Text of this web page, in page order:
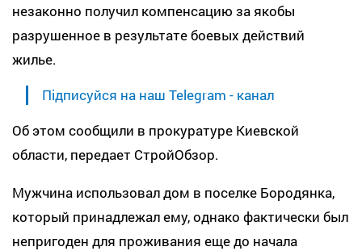
незаконно получил компенсацию за якобы
разрушенное в результате боевых действий
жилье.
Підписуйся на наш Telegram - канал
Об этом сообщили в прокуратуре Киевской
области, передает СтройОбзор.
Мужчина использовал дом в поселке Бородянка,
который принадлежал ему, однако фактически был
непригоден для проживания еще до начала